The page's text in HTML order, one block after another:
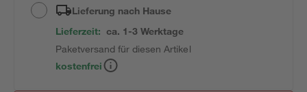
Lieferung nach Hause
Lieferzeit: ca. 1-3 Werktage
Paketversand für diesen Artikel
kostenfrei